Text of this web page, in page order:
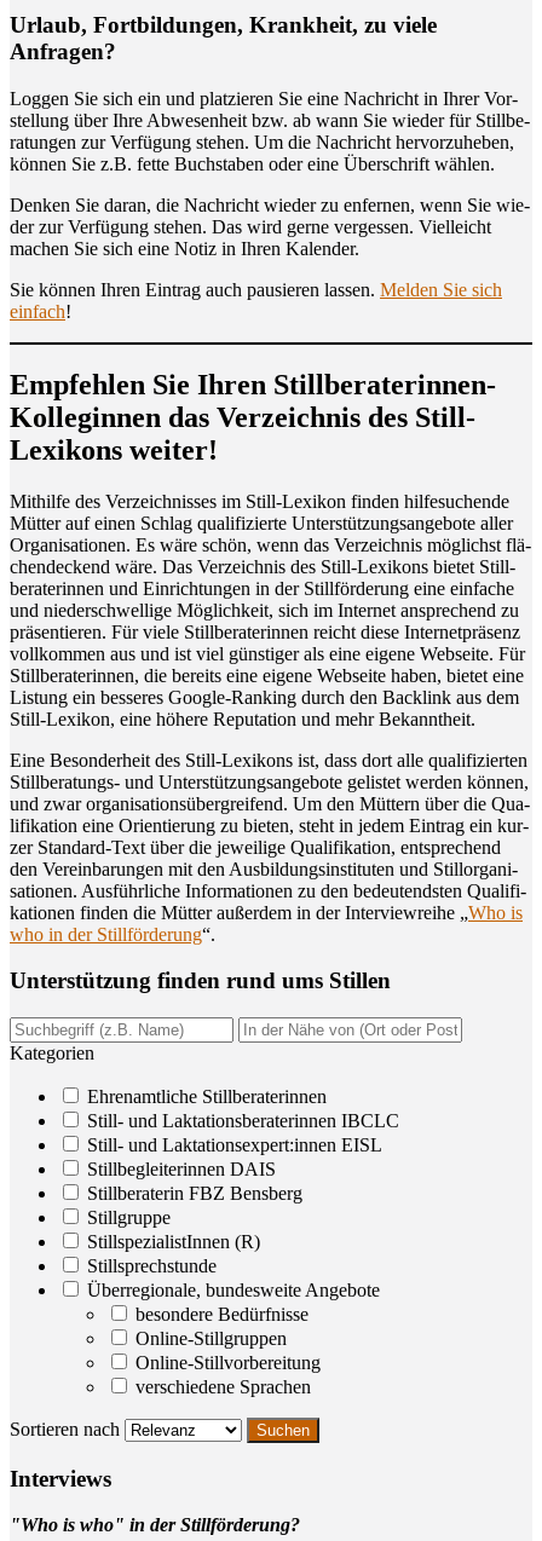
Urlaub, Fort­bil­dun­gen, Krank­heit, zu vie­le
Anfragen?
Log­gen Sie sich ein und plat­zie­ren Sie eine Nach­richt in Ihrer Vor­
stel­lung über Ihre Abwe­sen­heit bzw. ab wann Sie wie­der für Still­be­
ra­tun­gen zur Ver­fü­gung ste­hen. Um die Nach­richt her­vor­zu­he­ben,
kön­nen Sie z.B. fet­te Buch­sta­ben oder eine Über­schrift wählen.
Den­ken Sie dar­an, die Nach­richt wie­der zu enfer­nen, wenn Sie wie­
der zur Ver­fü­gung ste­hen. Das wird ger­ne ver­ges­sen. Viel­leicht
machen Sie sich eine Notiz in Ihren Kalender.
Sie kön­nen Ihren Ein­trag auch pau­sie­ren las­sen. Mel­den Sie sich
ein­fach!
Emp­feh­len Sie Ihren Still­be­ra­te­rin­nen-
Kol­le­gin­nen das Ver­zeich­nis des Still-
Lexi­kons weiter!
Mit­hil­fe des Ver­zeich­nis­ses im Still-Lexi­kon fin­den hil­fe­su­chen­de
Müt­ter auf einen Schlag qua­li­fi­zier­te Unter­stüt­zungs­an­ge­bo­te aller
Orga­ni­sa­tio­nen. Es wäre schön, wenn das Ver­zeich­nis mög­lichst flä­
chen­de­ckend wäre. Das Ver­zeich­nis des Still-Lexi­kons bie­tet Still­
be­ra­te­rin­nen und Ein­rich­tun­gen in der Still­för­de­rung eine ein­fa­che
und nie­der­schwel­li­ge Mög­lich­keit, sich im Inter­net anspre­chend zu
prä­sen­tie­ren. Für vie­le Still­be­ra­te­rin­nen reicht die­se Inter­net­prä­senz
voll­kom­men aus und ist viel güns­ti­ger als eine eige­ne Web­sei­te. Für
Still­be­ra­te­rin­nen, die bereits eine eige­ne Web­sei­te haben, bie­tet eine
Lis­tung ein bes­se­res Goog­le-Ran­king durch den Back­link aus dem
Still-Lexi­kon, eine höhe­re Repu­ta­ti­on und mehr Bekanntheit.
Eine Beson­der­heit des Still-Lexi­kons ist, dass dort alle qua­li­fi­zier­ten
Still­be­ra­tungs- und Unter­stüt­zungs­an­ge­bo­te gelis­tet wer­den kön­nen,
und zwar orga­ni­sa­ti­ons­über­grei­fend. Um den Müt­tern über die Qua­
li­fi­ka­ti­on eine Ori­en­tie­rung zu bie­ten, steht in jedem Ein­trag ein kur­
zer Stan­dard-Text über die jewei­li­ge Qua­li­fi­ka­ti­on, ent­spre­chend
den Ver­ein­ba­run­gen mit den Aus­bil­dungs­in­sti­tu­ten und Still­or­ga­ni­
sa­tio­nen. Aus­führ­li­che Infor­ma­tio­nen zu den bedeu­tends­ten Qua­li­fi­
ka­tio­nen fin­den die Müt­ter außer­dem in der Inter­view­rei­he „Who is
who in der Still­för­de­rung“.
Unter­stüt­zung fin­den rund ums Stillen
Kategorien
Ehrenamtliche Stillberaterinnen
Still- und Laktationsberaterinnen IBCLC
Still- und Laktationsexpert:innen EISL
Stillbegleiterinnen DAIS
Stillberaterin FBZ Bensberg
Stillgruppe
StillspezialistInnen (R)
Stillsprechstunde
Überregionale, bundesweite Angebote
besondere Bedürfnisse
Online-Stillgruppen
Online-Stillvorbereitung
verschiedene Sprachen
Sortieren nach
Inter­views
"Who is who" in der Stillförderung?